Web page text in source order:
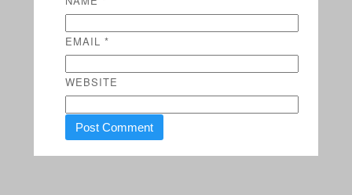
EMAIL *
WEBSITE